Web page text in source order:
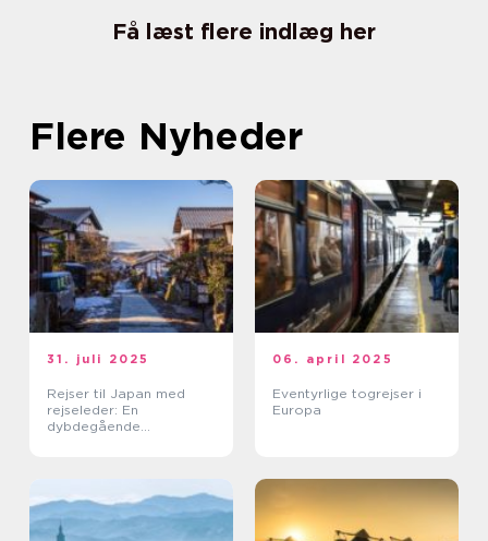
Få læst flere indlæg her
Flere Nyheder
31. juli 2025
Rejser til Japan med
rejseleder: En
dybdegående
06. april 2025
Eventyrlige togrejser i
Europa